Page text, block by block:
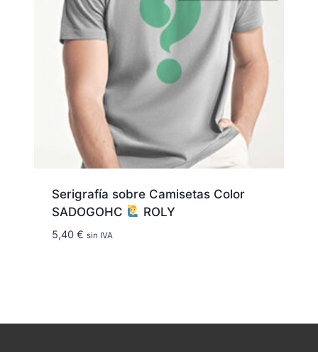
Serigrafía sobre Camisetas Color
SADOGOHC
ROLY
5,40 € sin IVA